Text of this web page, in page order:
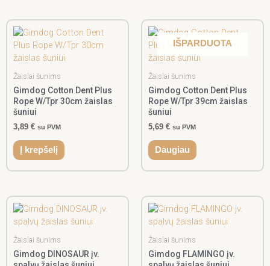
Žaislai šunims
Gimdog Cotton Dent Plus
Rope W/Tpr 30cm žaislas
šuniui
3,89 € su PVM
Į krepšelį
IŠPARDUOTA
Žaislai šunims
Gimdog Cotton Dent Plus
Rope W/Tpr 39cm žaislas
šuniui
5,69 € su PVM
Daugiau
Žaislai šunims
Gimdog DINOSAUR įv.
Žaislai šunims
Gimdog FLAMINGO įv.